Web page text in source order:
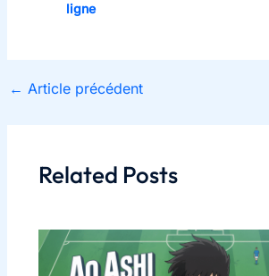
ligne
← Article précédent
Related Posts